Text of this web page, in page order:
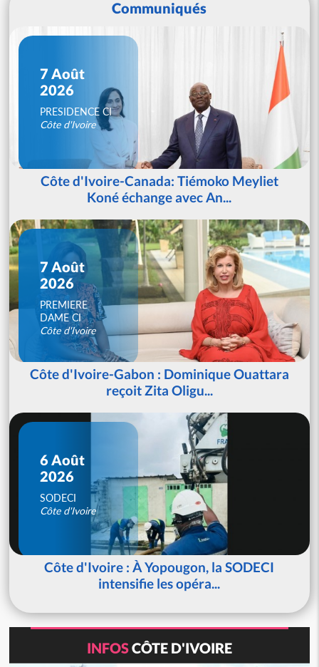
Communiqués
7 Août
2026
PRESIDENCE CI
Côte d'Ivoire
Côte d'Ivoire-Canada: Tiémoko Meyliet
Koné échange avec An...
7 Août
2026
PREMIERE
DAME CI
Côte d'Ivoire
Côte d'Ivoire-Gabon : Dominique Ouattara
reçoit Zita Oligu...
6 Août
2026
SODECI
Côte d'Ivoire
Côte d'Ivoire : À Yopougon, la SODECI
intensifie les opéra...
INFOSCÔTE D'IVOIRE